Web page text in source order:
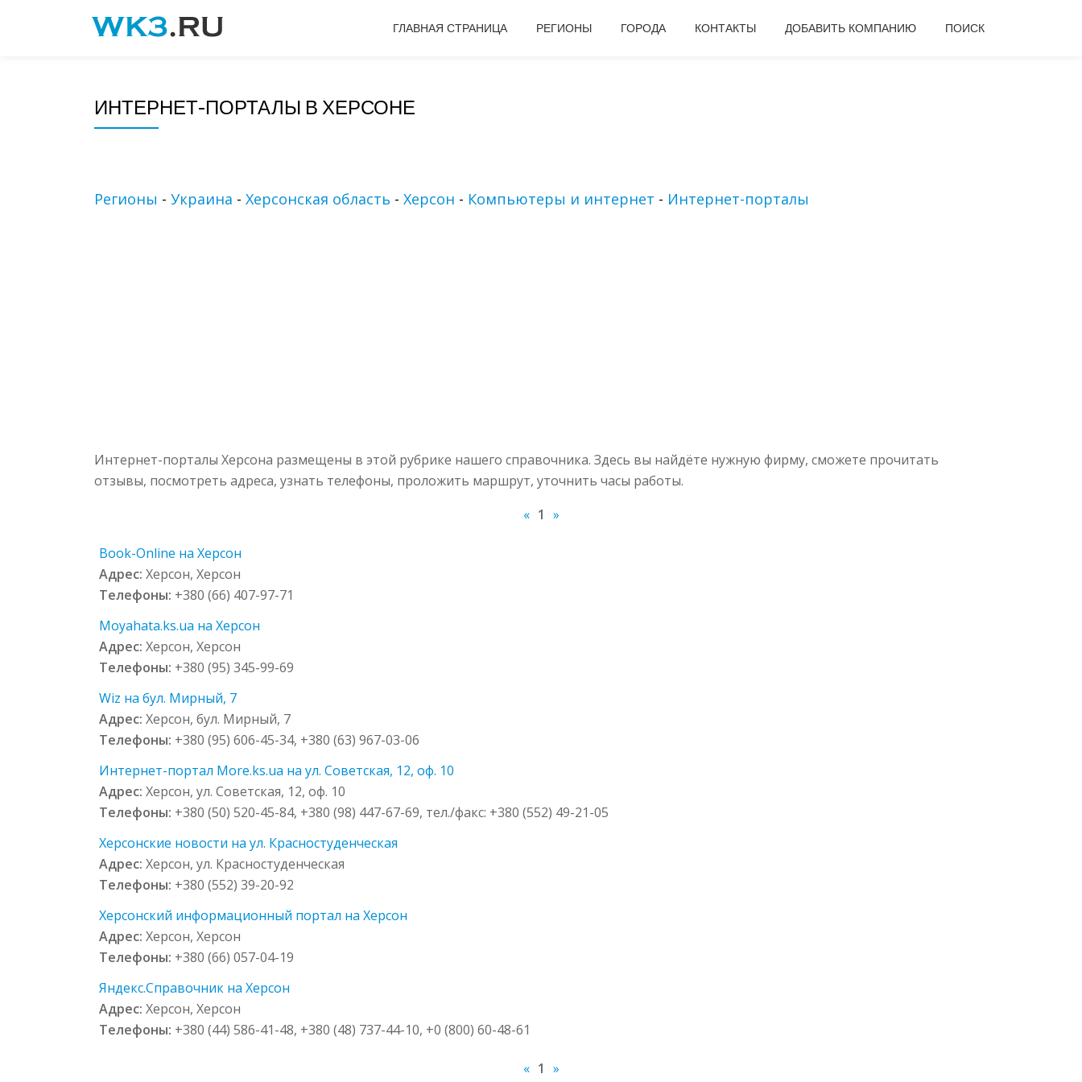
ГЛАВНАЯ СТРАНИЦА РЕГИОНЫ ГОРОДА КОНТАКТЫ ДОБАВИТЬ КОМПАНИЮ ПОИСК
ИНТЕРНЕТ-ПОРТАЛЫ В ХЕРСОНЕ
Регионы - Украина - Херсонская область - Херсон - Компьютеры и интернет - Интернет-порталы
Интернет-порталы Херсона размещены в этой рубрике нашего справочника. Здесь вы найдёте нужную фирму, сможете прочитать
отзывы, посмотреть адреса, узнать телефоны, проложить маршрут, уточнить часы работы.
« 1 »
Book-Online на Херсон
Адрес:Херсон, Херсон
Телефоны: +380 (66) 407-97-71
Moyahata.ks.ua на Херсон
Адрес:Херсон, Херсон
Телефоны: +380 (95) 345-99-69
Wiz на бул. Мирный, 7
Адрес:Херсон, бул. Мирный, 7
Телефоны: +380 (95) 606-45-34, +380 (63) 967-03-06
Интернет-портал More.ks.ua на ул. Советская, 12, оф. 10
Адрес:Херсон, ул. Советская, 12, оф. 10
Телефоны: +380 (50) 520-45-84, +380 (98) 447-67-69, тел./факс: +380 (552) 49-21-05
Херсонские новости на ул. Красностуденческая
Адрес:Херсон, ул. Красностуденческая
Телефоны: +380 (552) 39-20-92
Херсонский информационный портал на Херсон
Адрес:Херсон, Херсон
Телефоны: +380 (66) 057-04-19
Яндекс.Справочник на Херсон
Адрес:Херсон, Херсон
Телефоны: +380 (44) 586-41-48, +380 (48) 737-44-10, +0 (800) 60-48-61
« 1 »